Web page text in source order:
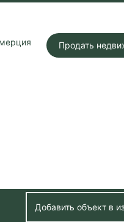
Продать
Добавить объект в